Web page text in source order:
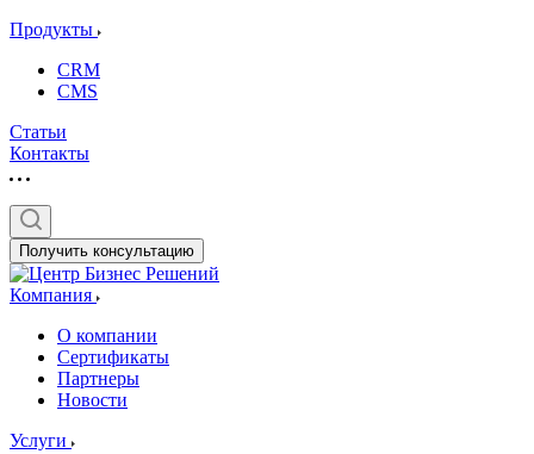
Продукты
CRM
CMS
Статьи
Контакты
Получить консультацию
Компания
О компании
Сертификаты
Партнеры
Новости
Услуги